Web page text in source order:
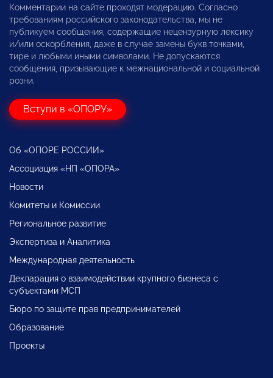
Комментарии на сайте проходят модерацию. Согласно
требованиям российского законодательства, мы не
публикуем сообщения, содержащие нецензурную лексику
и/или оскорбления, даже в случае замены букв точками,
тире и любыми иными символами. Не допускаются
сообщения, призывающие к межнациональной и социальной
розни.
Вступи в «ОПОРУ»
Об «ОПОРЕ РОССИИ»
Ассоциация «НП «ОПОРА»
Новости
Комитеты и Комиссии
Региональное развитие
Экспертиза и Аналитика
Международная деятельность
Декларация о взаимодействии крупного бизнеса с
субъектами МСП
Бюро по защите прав предпринимателей
Образование
Проекты